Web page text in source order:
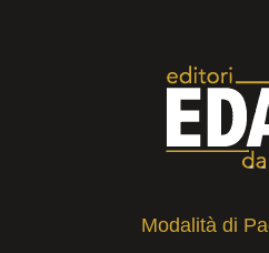
Modalità di